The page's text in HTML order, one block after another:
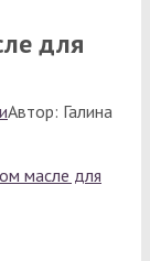
для
Автор: Галина
масле для